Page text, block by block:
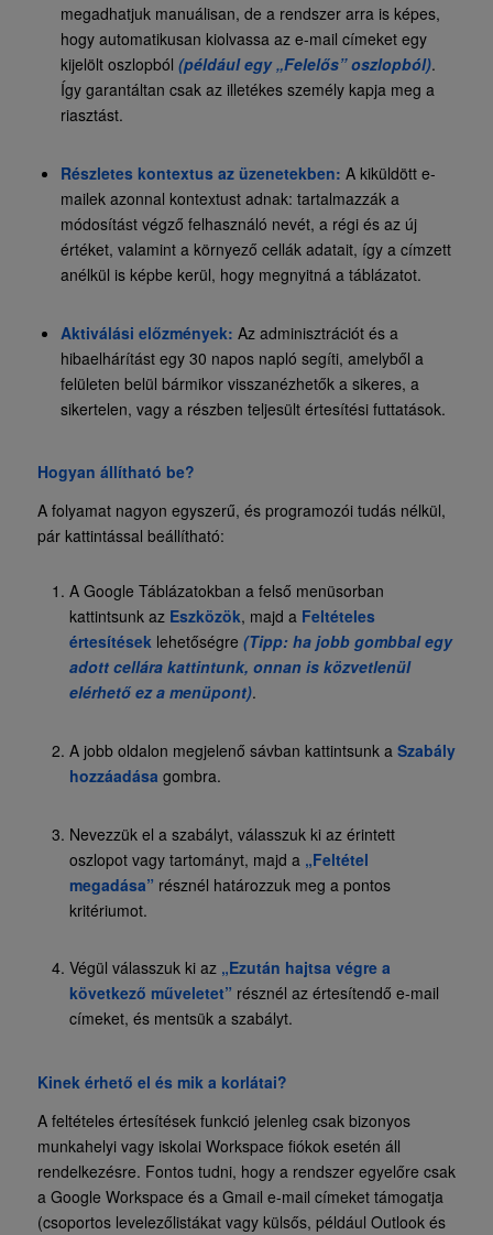
megadhatjuk manuálisan, de a rendszer arra is képes,
hogy automatikusan kiolvassa az e-mail címeket egy
kijelölt oszlopból (például egy „Felelős” oszlopból).
Így garantáltan csak az illetékes személy kapja meg a
riasztást.
Részletes kontextus az üzenetekben: A kiküldött e-
mailek azonnal kontextust adnak: tartalmazzák a
módosítást végző felhasználó nevét, a régi és az új
értéket, valamint a környező cellák adatait, így a címzett
anélkül is képbe kerül, hogy megnyitná a táblázatot.
Aktiválási előzmények: Az adminisztrációt és a
hibaelhárítást egy 30 napos napló segíti, amelyből a
felületen belül bármikor visszanézhetők a sikeres, a
sikertelen, vagy a részben teljesült értesítési futtatások.
Hogyan állítható be?
A folyamat nagyon egyszerű, és programozói tudás nélkül,
pár kattintással beállítható:
A Google Táblázatokban a felső menüsorban
kattintsunk az Eszközök, majd a Feltételes
értesítéseklehetőségre (Tipp: ha jobb gombbal egy
adott cellára kattintunk, onnan is közvetlenül
elérhető ez a menüpont).
A jobb oldalon megjelenő sávban kattintsunk a Szabály
hozzáadása gombra.
Nevezzük el a szabályt, válasszuk ki az érintett
oszlopot vagy tartományt, majd a „Feltétel
megadása” résznél határozzuk meg a pontos
kritériumot.
Végül válasszuk ki az „Ezután hajtsa végre a
következő műveletet” résznél az értesítendő e-mail
címeket, és mentsük a szabályt.
Kinek érhető el és mik a korlátai?
A feltételes értesítések funkció jelenleg csak bizonyos
munkahelyi vagy iskolai Workspace fiókok esetén áll
rendelkezésre. Fontos tudni, hogy a rendszer egyelőre csak
a Google Workspace és a Gmail e-mail címeket támogatja
(csoportos levelezőlistákat vagy külsős, például Outlook és